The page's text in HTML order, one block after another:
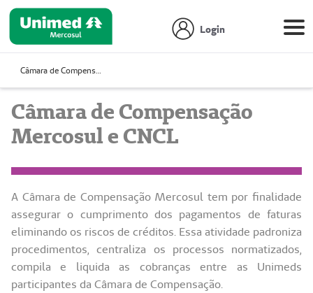
Login
Câmara de Compensação Mercosul e CNCL
Câmara de Compensação
Mercosul e CNCL
A Câmara de Compensação Mercosul tem por finalidade
assegurar o cumprimento dos pagamentos de faturas
eliminando os riscos de créditos. Essa atividade padroniza
procedimentos, centraliza os processos normatizados,
compila e liquida as cobranças entre as Unimeds
participantes da Câmara de Compensação.